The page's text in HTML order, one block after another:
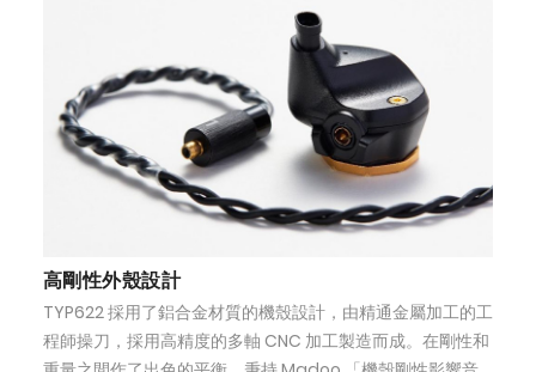
高剛性外殼設計
TYP622 採用了鋁合金材質的機殼設計，由精通金屬加工的工
程師操刀，採用高精度的多軸 CNC 加工製造而成。在剛性和